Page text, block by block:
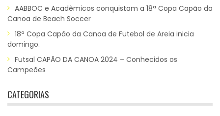
AABBOC e Acadêmicos conquistam a 18ª Copa Capão da
Canoa de Beach Soccer
18ª Copa Capão da Canoa de Futebol de Areia inicia
domingo.
Futsal CAPÃO DA CANOA 2024 – Conhecidos os
Campeões
CATEGORIAS